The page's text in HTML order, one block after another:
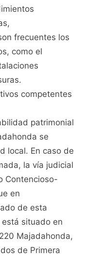
frecuentes los
como el
competentes
patrimonial
se
local. En caso de
la vía judicial
Contencioso-
en
de esta
situado en
Majadahonda,
de Primera